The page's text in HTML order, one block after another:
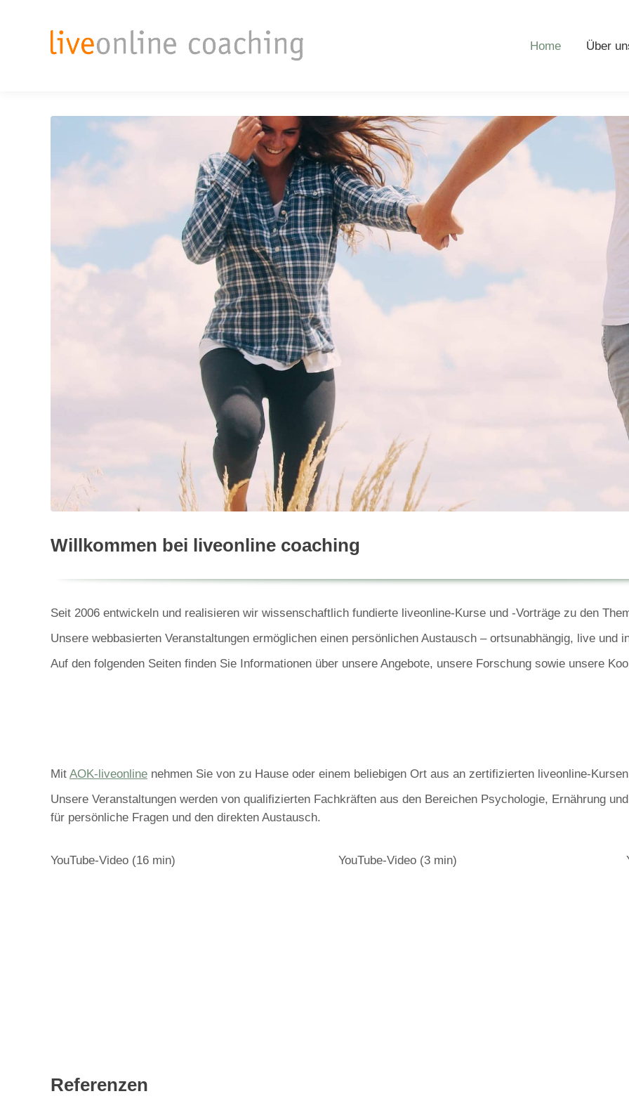
Home Über
Willkommen bei liveonline coaching
Seit 2006 entwickeln und realisieren wir wissenschaftlich fundierte liveonline-Kurse und -Vorträge zu den
Unsere webbasierten Veranstaltungen ermöglichen einen persönlichen Austausch – ortsunabhängig, live und
Auf den folgenden Seiten finden Sie Informationen über unsere Angebote, unsere Forschung sowie unsere
Mit AOK-liveonline nehmen Sie von zu Hause oder einem beliebigen Ort aus an zertifizierten liveonline-
Unsere Veranstaltungen werden von qualifizierten Fachkräften aus den Bereichen Psychologie, Ernährung
für persönliche Fragen und den direkten Austausch.
YouTube-Video (16 min) YouTube-Video (3 min)
Referenzen